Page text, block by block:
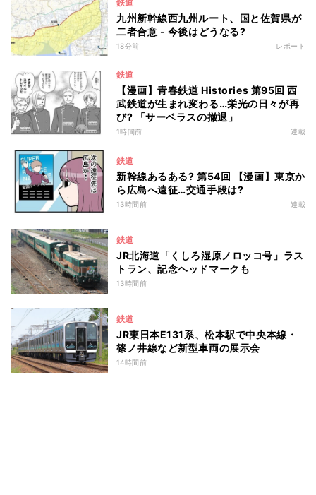
鉄道
九州新幹線西九州ルート、国と佐賀県が
二者合意 - 今後はどうなる?
18分前 レポート
鉄道
【漫画】青春鉄道 Histories 第95回 西
武鉄道が生まれ変わる…栄光の日々が再
び? 「サーベラスの撤退」
1時間前 連載
鉄道
新幹線あるある? 第54回 【漫画】東京か
ら広島へ遠征…交通手段は?
13時間前 連載
鉄道
JR北海道「くしろ湿原ノロッコ号」ラス
トラン、記念ヘッドマークも
13時間前
鉄道
JR東日本E131系、松本駅で中央本線・
篠ノ井線など新型車両の展示会
14時間前